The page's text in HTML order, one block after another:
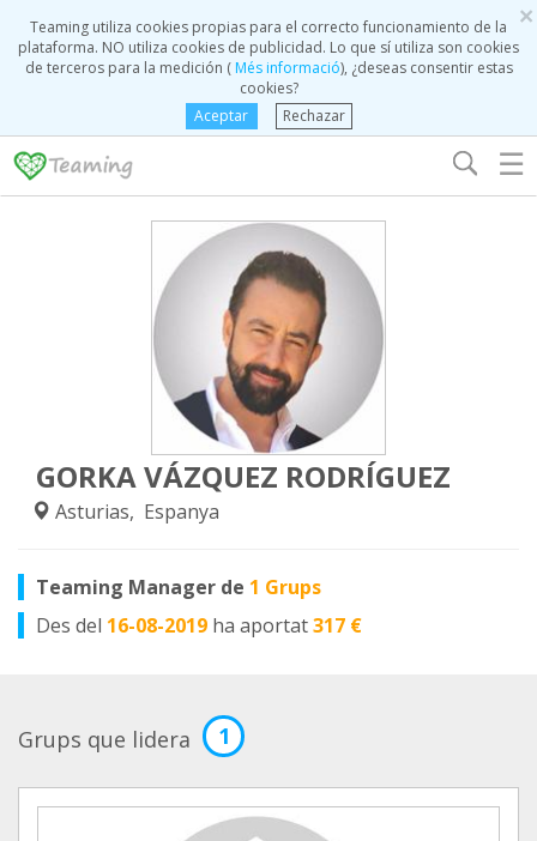
×
Teaming utiliza cookies propias para el correcto funcionamiento de la
plataforma. NO utiliza cookies de publicidad. Lo que sí utiliza son cookies
de terceros para la medición (Més informació), ¿deseas consentir estas
cookies?
Aceptar
Rechazar
☰
GORKA VÁZQUEZ RODRÍGUEZ
Asturias, Espanya
Teaming Manager de 1 Grups
Des del 16-08-2019 ha aportat317 €
Grups que lidera 1